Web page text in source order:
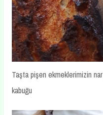
Taşta pişen ekmeklerimizin nar
kabuğu